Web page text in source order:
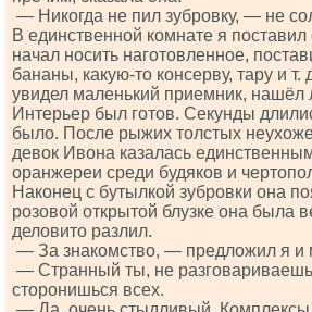
— Никогда не пил зубровку, — не
В единственной комнате я поставил
начал носить наготовленное,
бананы, какую-то консерву, тару и
увидел маленький приемник, нашёл
Интерьер был готов. Секунды
было. После рыжих толстых
девок Ивона казалась
оранжереи среди будяков и
Наконец с бутылкой зубровки она
розовой открытой блузке она была
деловито разлил.
— За знакомство, — предложил я и
— Странный ты, не
сторонишься всех.